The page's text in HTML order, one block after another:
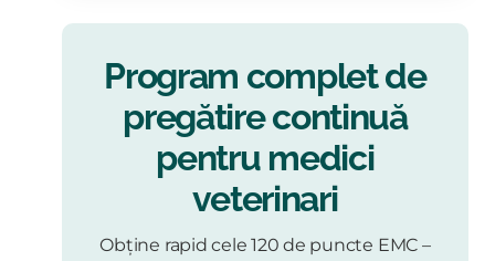
Program complet de
pregătire continuă
pentru medici
veterinari
Obține rapid cele 120 de puncte EMC –